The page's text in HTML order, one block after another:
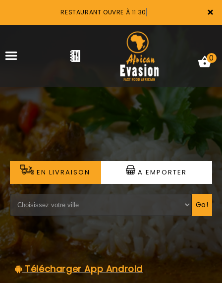
×
RESTAURANT OUVRE À 11:30
ACCUEIL
LA CARTE
VOTRE COMPTE
NOTRE RESTAURANT
VOS AVIS
MENTIONS LÉGALES
C.G.V
0
EN LIVRAISON A EMPORTER
Go!
Télécharger App Android